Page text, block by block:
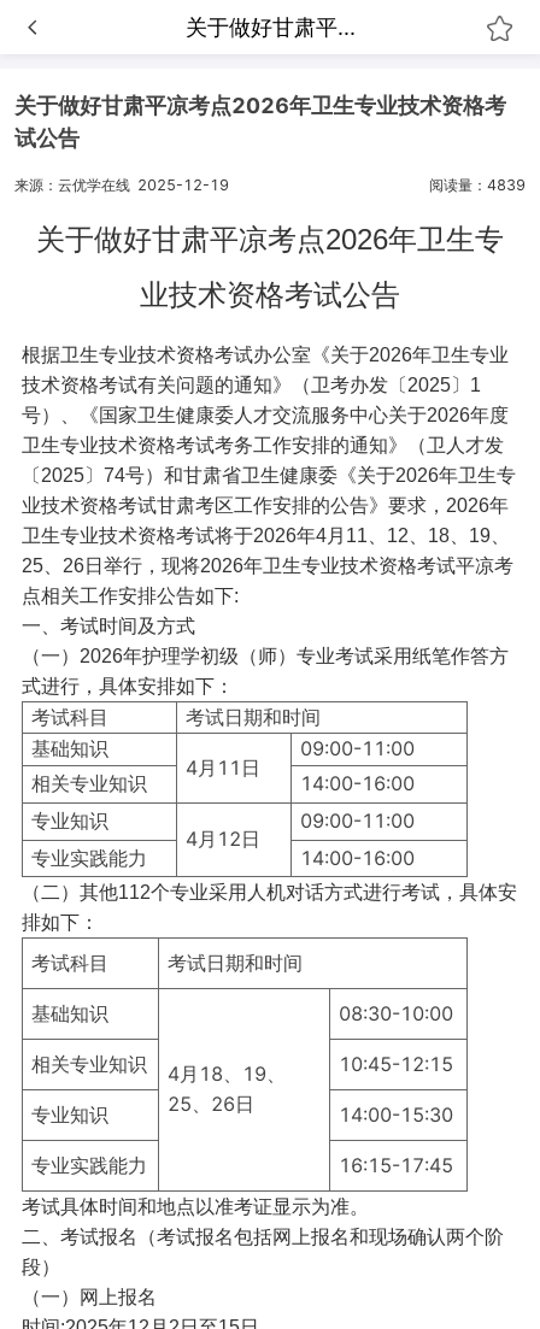
关于做好甘肃平...
关于做好甘肃平凉考点2026年卫生专业技术资格考
试公告
来源：云优学在线 2025-12-19 阅读量：4839
关于做好甘肃平凉考点2026年卫生专
业技术资格考试公告
根据卫生专业技术资格考试办公室《关于2026年卫生专业
技术资格考试有关问题的通知》（卫考办发〔2025〕1
号）、《国家卫生健康委人才交流服务中心关于2026年度
卫生专业技术资格考试考务工作安排的通知》（卫人才发
〔2025〕74号）和甘肃省卫生健康委《关于2026年卫生专
业技术资格考试甘肃考区工作安排的公告》要求，2026年
卫生专业技术资格考试将于2026年4月11、12、18、19、
25、26日举行，现将2026年卫生专业技术资格考试平凉考
点相关工作安排公告如下:
一、考试时间及方式
（一）2026年护理学初级（师）专业考试采用纸笔作答方
式进行，具体安排如下：
考试科目
考试日期和时间
基础知识
4月11日
09:00-11:00
相关专业知识
14:00-16:00
专业知识
4月12日
09:00-11:00
专业实践能力
14:00-16:00
（二）其他112个专业采用人机对话方式进行考试，具体安
排如下：
考试科目 考试日期和时间
基础知识
4月18、19、
25、26日
08:30-10:00
相关专业知识 10:45-12:15
专业知识 14:00-15:30
专业实践能力 16:15-17:45
考试具体时间和地点以准考证显示为准。
二、考试报名（考试报名包括网上报名和现场确认两个阶
段）
（一）网上报名